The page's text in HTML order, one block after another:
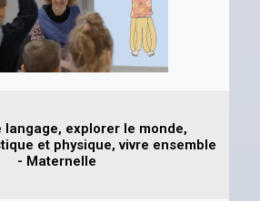
langage, explorer le monde,
et physique, vivre ensemble
- Maternelle